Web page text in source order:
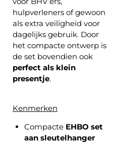
hulpverleners of gewoon
als extra veiligheid voor
dagelijks gebruik. Door
het compacte ontwerp is
de set bovendien ook
perfect als klein
presentje.
Kenmerken
Compacte EHBO set
aan sleutelhanger